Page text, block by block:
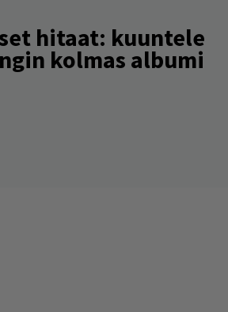
hitaat: kuuntele
kolmas albumi